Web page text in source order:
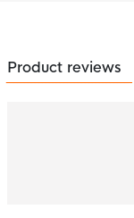
Product reviews